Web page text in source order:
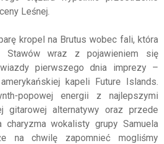
Leśnej.
kropel na Brutus wobec fali, która
Stawów wraz z pojawieniem się
pierwszego dnia imprezy –
kapeli Future Islands.
popowej energii z najlepszymi
gitarowej alternatywy oraz przede
wokalisty grupy Samuela
na chwilę zapomnieć mogliśmy